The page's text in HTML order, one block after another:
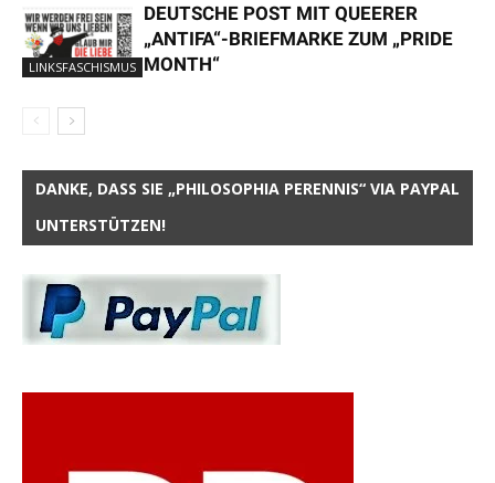
LINKSFASCHISMUS
DEUTSCHE POST MIT QUEERER
„ANTIFA“-BRIEFMARKE ZUM „PRIDE
MONTH“
DANKE, DASS SIE „PHILOSOPHIA PERENNIS“ VIA PAYPAL
UNTERSTÜTZEN!